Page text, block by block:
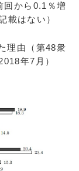
回から0.1％増
載はない）
理由（第48衆
年7月）